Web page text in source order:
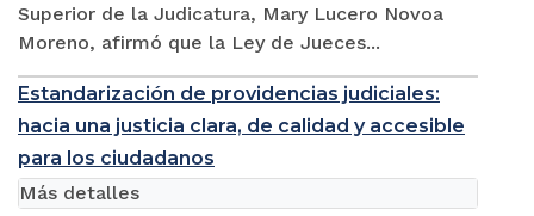
Superior de la Judicatura, Mary Lucero Novoa
Moreno, afirmó que la Ley de Jueces...
Estandarización de providencias judiciales:
hacia una justicia clara, de calidad y accesible
para los ciudadanos
Más detalles